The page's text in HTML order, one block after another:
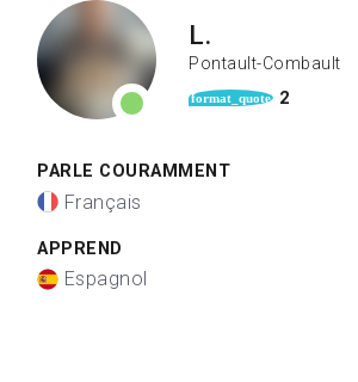
L.
Pontault-Combault
format_quote 2
PARLE COURAMMENT
Français
APPREND
Espagnol